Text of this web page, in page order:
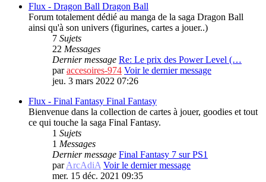
Flux - Dragon Ball Dragon Ball
Forum totalement dédié au manga de la saga Dragon Ball
ainsi qu'à son univers (figurines, cartes a jouer..)
7 Sujets
22 Messages
Dernier message Re: Le prix des Power Level (…
paraccesoires-974 Voir le dernier message
jeu. 3 mars 2022 07:26
Flux - Final Fantasy Final Fantasy
Bienvenue dans la collection de cartes à jouer, goodies et tout
ce qui touche la saga Final Fantasy.
1 Sujets
1 Messages
Dernier message Final Fantasy 7 sur PS1
parArcAdiA Voir le dernier message
mer. 15 déc. 2021 09:35